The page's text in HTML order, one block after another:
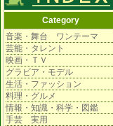
Category
音楽・舞台 ワンテーマ
芸能・タレント
映画・ＴＶ
グラビア・モデル
生活・ファッション
料理・グルメ
情報・知識・科学・図鑑
手芸 実用